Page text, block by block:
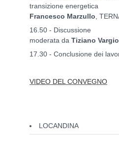
transizione energetica
Francesco Marzullo ,
16.50 - Discussione
moderata da Tiziano
17.30 - Conclusione dei
VIDEO DEL CONVEGNO
LOCANDINA